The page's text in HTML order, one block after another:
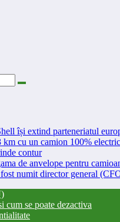
își extind parteneriatul
cu un camion 100%
contur
de anvelope pentru
numit director general
cum se poate dezactiva